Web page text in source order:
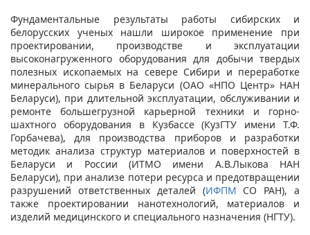
Фундаментальные результаты работы сибирских и
белорусских ученых нашли широкое применение при
проектировании, производстве и эксплуатации
высоконагруженного оборудования для добычи твердых
полезных ископаемых на севере Сибири и переработке
минерального сырья в Беларуси (ОАО «НПО Центр» НАН
Беларуси), при длительной эксплуатации, обслуживании и
ремонте большегрузной карьерной техники и горно-
шахтного оборудования в Кузбассе (КузГТУ имени Т.Ф.
Горбачева), для производства приборов и разработки
методик анализа структур материалов и поверхностей в
Беларуси и России (ИТМО имени А.В.Лыкова НАН
Беларуси), при анализе потери ресурса и предотвращении
разрушений ответственных деталей (ИФПМ СО РАН), а
также проектировании нанотехнологий, материалов и
изделий медицинского и специального назначения (НГТУ).